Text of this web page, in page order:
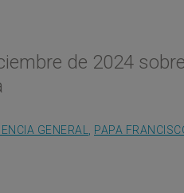
de 2024
GENERAL PAPA